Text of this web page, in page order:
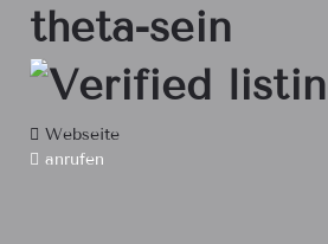
theta-sein
Webseite
anrufen